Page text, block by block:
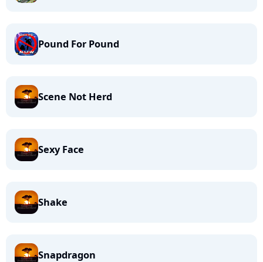
Pound For Pound
Scene Not Herd
Sexy Face
Shake
Snapdragon